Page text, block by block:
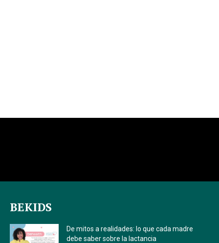
BEKIDS
De mitos a realidades: lo que cada madre
debe saber sobre la lactancia